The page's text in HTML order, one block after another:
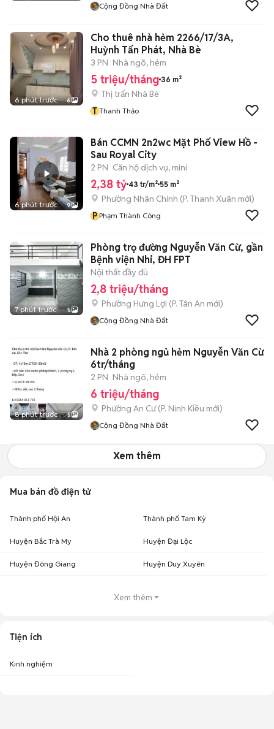
Cộng Đồng Nhà Đất
6 phút trước 6
Cho thuê nhà hẻm 2266/17/3A,
Huỳnh Tấn Phát, Nhà Bè
3 PN Nhà ngõ, hẻm
5 triệu/tháng 36 m²
Thị trấn Nhà Bè
T Thanh Thảo
6 phút trước 9
Bán CCMN 2n2wc Mặt Phố View Hồ -
Sau Royal City
2 PN Căn hộ dịch vụ, mini
2,38 tỷ 43 tr/m² 55 m²
Phường Nhân Chính (P. Thanh Xuân mới)
P Phạm Thành Công
7 phút trước 5
Phòng trọ đường Nguyễn Văn Cừ, gần
Bệnh viện Nhi, ĐH FPT
Nội thất đầy đủ
2,8 triệu/tháng
Phường Hưng Lợi (P. Tân An mới)
Cộng Đồng Nhà Đất
8 phút trước 5
Nhà 2 phòng ngủ hẻm Nguyễn Văn Cừ
6tr/tháng
2 PN Nhà ngõ, hẻm
6 triệu/tháng
Phường An Cư(P. Ninh Kiều mới)
Cộng Đồng Nhà Đất
Xem thêm
Mua bán đồ điện tử
Thành phố Hội An Thành phố Tam Kỳ
Huyện Bắc Trà My Huyện Đại Lộc
Huyện Đông Giang Huyện Duy Xuyên
Xem thêm
Tiện ích
Kinh nghiệm